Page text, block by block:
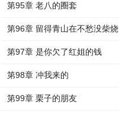
第95章 老八的圈套
第96章 留得青山在不愁没柴烧
第97章 是你欠了红姐的钱
第98章 冲我来的
第99章 栗子的朋友